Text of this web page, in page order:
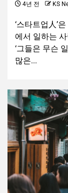
4년 전 KS
‘스타트업人’
에서 일하는
‘그들은 무슨
많은...